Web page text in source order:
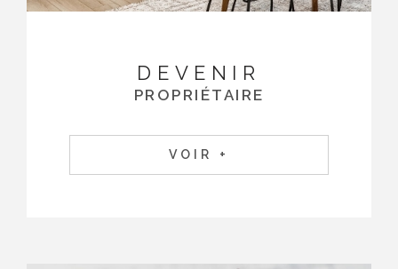
DEVENIR
PROPRIÉTAIRE
VOIR +